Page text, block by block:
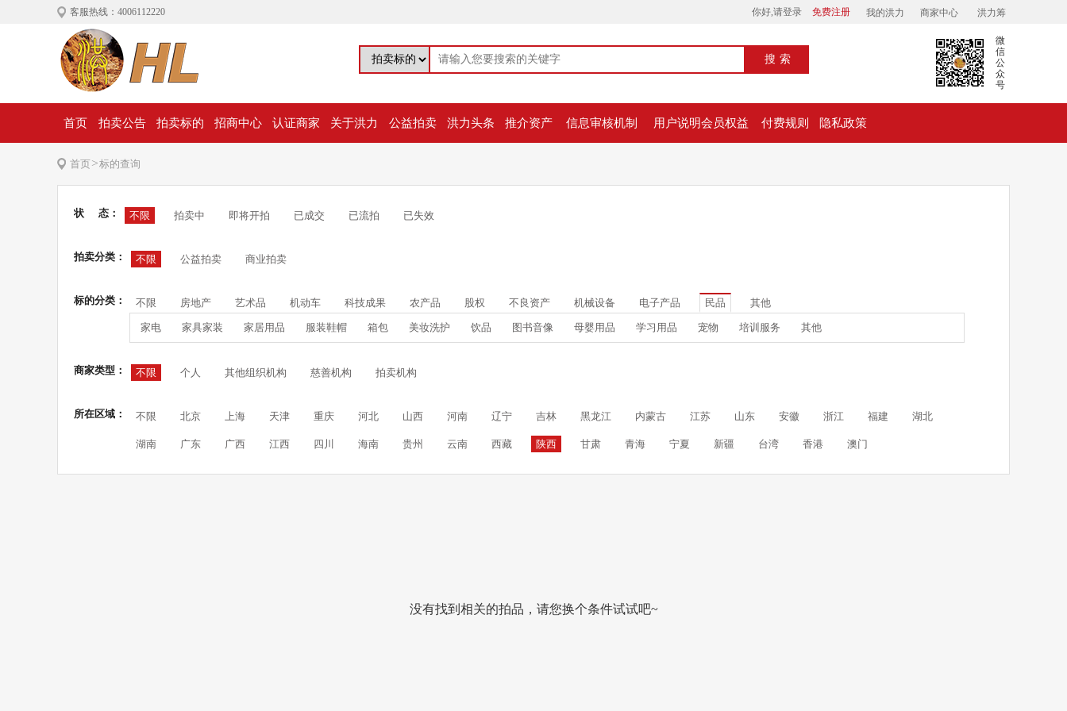
客服热线：4006112220 你好,请登录 免费注册 我的洪力 商家中心 洪力筹
搜索
微
信
公
众
号
首页 拍卖公告 拍卖标的 招商中心 认证商家 关于洪力 公益拍卖 洪力头条 推介资产 信息审核机制 用户说明会员权益 付费规则 隐私政策
首页>标的查询
状 态： 不限 拍卖中 即将开拍 已成交 已流拍 已失效
拍卖分类： 不限 公益拍卖 商业拍卖
标的分类： 不限 房地产 艺术品 机动车 科技成果 农产品 股权 不良资产 机械设备 电子产品 民品 其他
家电 家具家装 家居用品 服装鞋帽 箱包 美妆洗护 饮品 图书音像 母婴用品 学习用品 宠物 培训服务 其他
商家类型： 不限 个人 其他组织机构 慈善机构 拍卖机构
所在区域： 不限 北京 上海 天津 重庆 河北 山西 河南 辽宁 吉林 黑龙江 内蒙古 江苏 山东 安徽 浙江 福建 湖北
湖南 广东 广西 江西 四川 海南 贵州 云南 西藏 陕西 甘肃 青海 宁夏 新疆 台湾 香港 澳门
没有找到相关的拍品，请您换个条件试试吧~